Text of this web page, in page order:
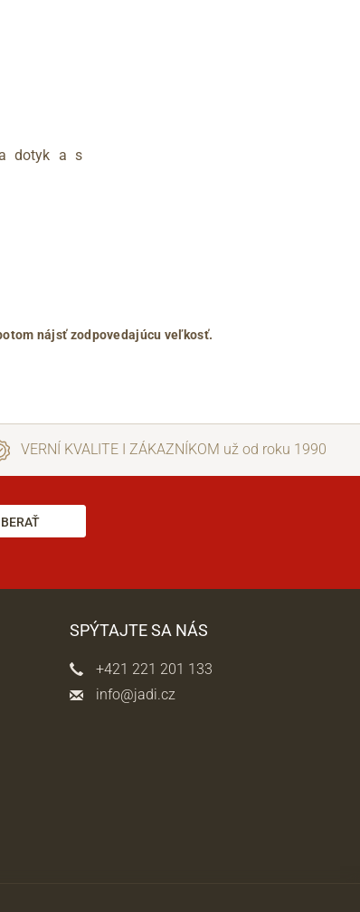
dotyk a s
nájsť zodpovedajúcu veľkosť.
VERNÍ KVALITE I ZÁKAZNÍKOM už od roku 1990
SPÝTAJTE SA NÁS
+421 221 201 133
info@jadi.cz